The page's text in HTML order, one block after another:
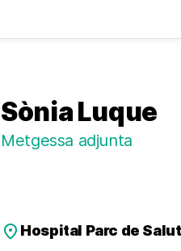
Sònia Luque
Metgessa adjunta
Hospital Parc de